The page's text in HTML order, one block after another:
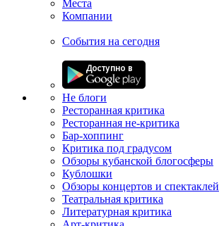
Места
Компании
События на сегодня
Не блоги
Ресторанная критика
Ресторанная не-критика
Бар-хоппинг
Критика под градусом
Обзоры кубанской блогосферы
Кублошки
Обзоры концертов и спектаклей
Театральная критика
Литературная критика